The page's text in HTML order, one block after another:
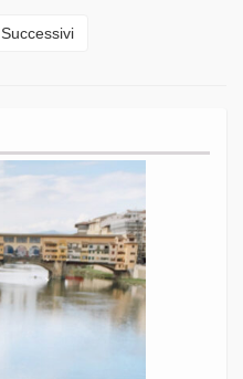
Successivi